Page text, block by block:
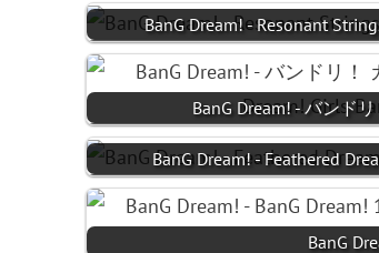
BanG Dream! - Resonant
BanG Dream! - バンド
BanG Dream! - Feathered
BanG